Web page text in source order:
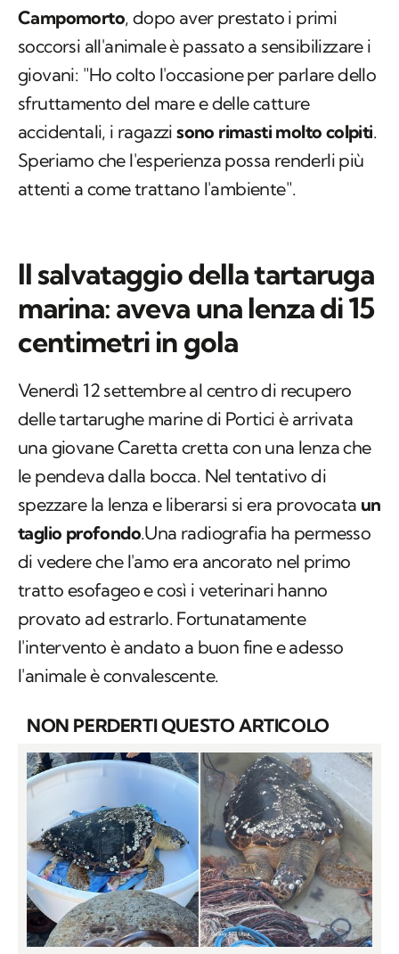
Campomorto, dopo aver prestato i primi
soccorsi all'animale è passato a sensibilizzare i
giovani: "Ho colto l'occasione per parlare dello
sfruttamento del mare e delle catture
accidentali, i ragazzi sono rimasti molto colpiti.
Speriamo che l'esperienza possa renderli più
attenti a come trattano l'ambiente".
Il salvataggio della tartaruga
marina: aveva una lenza di 15
centimetri in gola
Venerdì 12 settembre al centro di recupero
delle tartarughe marine di Portici è arrivata
una giovaneCaretta cretta con una lenza che
le pendeva dalla bocca. Nel tentativo di
spezzare la lenza e liberarsi si era provocata un
taglio profondo.Una radiografia ha permesso
di vedere che l'amo era ancorato nel primo
tratto esofageo e così i veterinari hanno
provato ad estrarlo. Fortunatamente
l'intervento è andato a buon fine e adesso
l'animale è convalescente.
NON PERDERTI QUESTO ARTICOLO